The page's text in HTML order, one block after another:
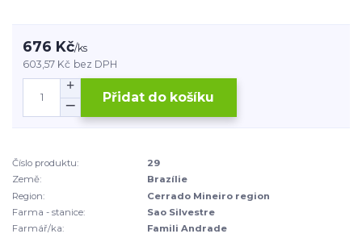
676 Kč/ks
603,57 Kč bez DPH
Přidat do košíku
Číslo produktu:
29
Země:
Brazílie
Region:
Cerrado Mineiro region
Farma - stanice:
Sao Silvestre
Farmář/ka:
Famili Andrade